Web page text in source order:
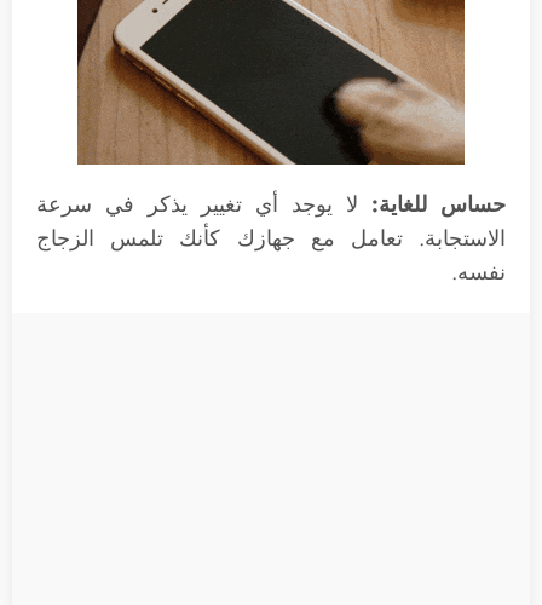
حساس للغاية: لا يوجد أي تغيير يذكر في سرعة
الاستجابة. تعامل مع جهازك كأنك تلمس الزجاج
نفسه.